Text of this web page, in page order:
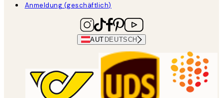
Anmeldung (geschäftlich)
AUT DEUTSCH